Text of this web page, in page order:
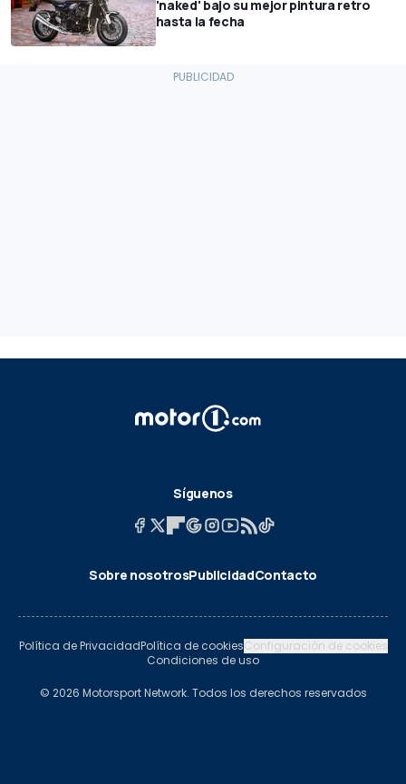
'naked' bajo su mejor pintura retro
hasta la fecha
Síguenos
Sobre nosotrosPublicidadContacto
Política de PrivacidadPolítica de cookiesConfiguración de cookies
Condiciones de uso
© 2026 Motorsport Network. Todos los derechos reservados